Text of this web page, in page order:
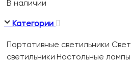
В наличии
Категории
Портативные светильники Свет
светильники Настольные лампы